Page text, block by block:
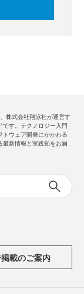
株式会社翔泳社が運営す
です。テクノロジー入門
ウェア開発にかかわる
新情報と実践知をお届
載のご案内